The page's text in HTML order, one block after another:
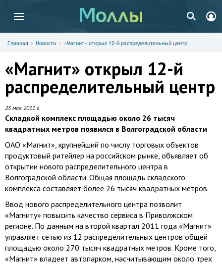
Главная Новости «Магнит» открыл 12-й распределительный центр
«Магнит» открыл 12-й
распределительный центр
25 мая 2011 г.
Складкой комплекс площадью около 26 тысяч
квадратных метров появился в Волгоградской области
ОАО «Магнит», крупнейший по числу торговых объектов
продуктовый ритейлер на российском рынке, объявляет об
открытии нового распределительного центра в
Волгоградской области. Общая площадь складского
комплекса составляет более 26 тысяч квадратных метров.
Ввод нового распределительного центра позволит
«Магниту» повысить качество сервиса в Приволжском
регионе. По данным на второй квартал 2011 года «Магнит»
управляет сетью из 12 распределительных центров общей
площадью около 270 тысяч квадратных метров. Кроме того,
«Магнит» владеет автопарком, насчитывающим около трех